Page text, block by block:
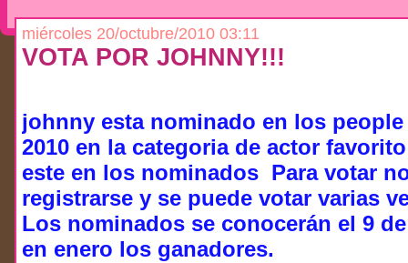
miércoles 20/octubre/2010 03:11
VOTA POR JOHNNY!!!
johnny esta nominado en los
2010 en la categoria de actor
este en los nominados Para votar
registrarse y se puede votar varias
Los nominados se conocerán el 9
en enero los ganadores.